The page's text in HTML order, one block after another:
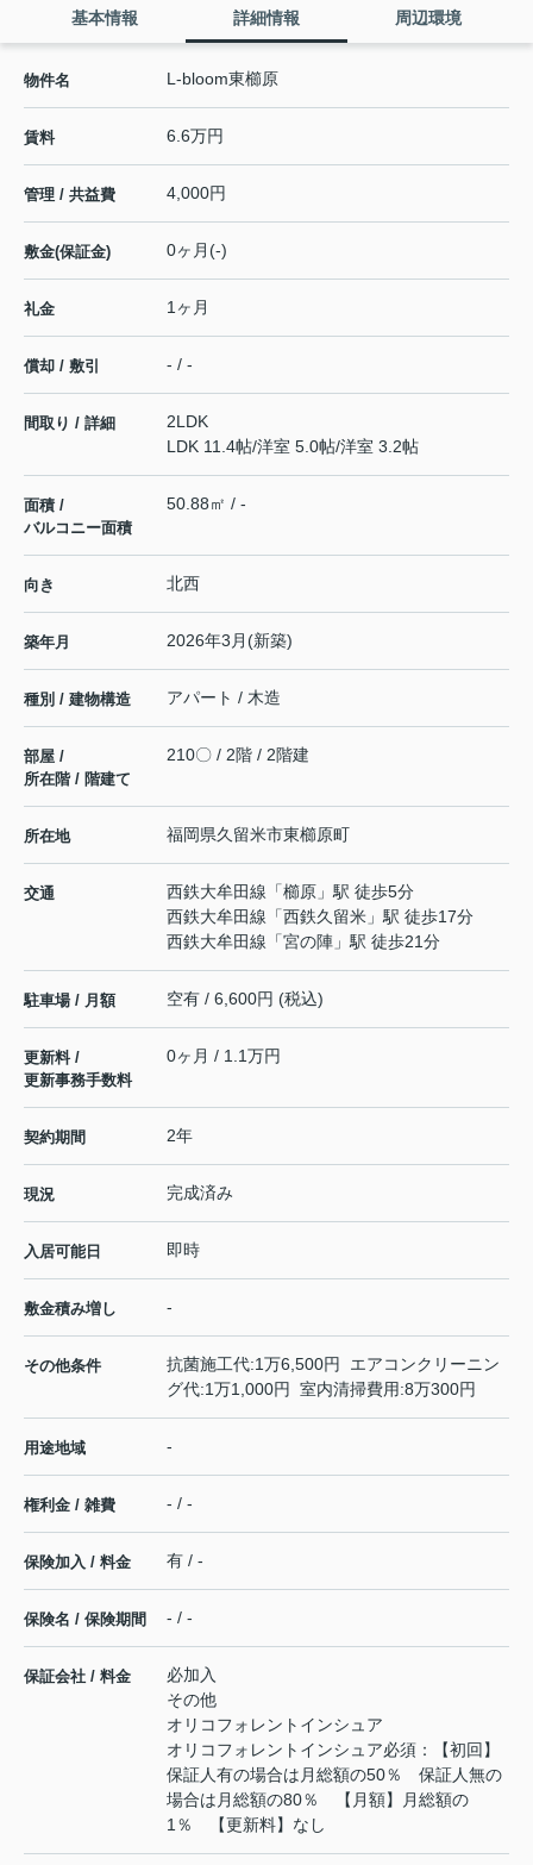
基本情報 詳細情報 周辺環境
物件名 L-bloom東櫛原
賃料 6.6万円
管理 / 共益費 4,000円
敷金(保証金) 0ヶ月(-)
礼金 1ヶ月
償却 / 敷引 - / -
間取り / 詳細
2LDK
LDK 11.4帖/洋室 5.0帖/洋室 3.2帖
面積 /
バルコニー面積
50.88㎡ / -
向き 北西
築年月 2026年3月(新築)
種別 / 建物構造 アパート / 木造
部屋 /
所在階 / 階建て
210〇 / 2階 / 2階建
所在地 福岡県久留米市東櫛原町
交通 西鉄大牟田線 「櫛原 」駅 徒歩5分
西鉄大牟田線 「西鉄久留米 」駅 徒歩17分
西鉄大牟田線 「宮の陣 」駅 徒歩21分
駐車場 / 月額 空有 / 6,600円 (税込)
更新料 /
更新事務手数料
0ヶ月 / 1.1万円
契約期間 2年
現況 完成済み
入居可能日 即時
敷金積み増し -
その他条件
抗菌施工代:1万6,500円 エアコンクリーニン
グ代:1万1,000円 室内清掃費用:8万300円
用途地域 -
権利金 / 雑費 - / -
保険加入 / 料金 有 / -
保険名 / 保険期間 - / -
保証会社 / 料金
必加入
その他
オリコフォレントインシュア
オリコフォレントインシュア必須：【初回】
保証人有の場合は月総額の50％ 保証人無の
場合は月総額の80％ 【月額】月総額の
1％ 【更新料】なし